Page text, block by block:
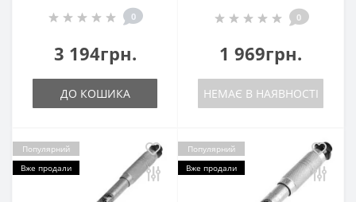
0
3 194грн.
ДО КОШИКА
0
1 969грн.
НЕМАЄ В НАЯВНОСТІ
Популярний
Вже продали
Популярний
Вже продали